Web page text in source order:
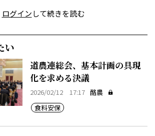
ログインして続きを読む
い
道農連総会、基本計画の具現
化を求める決議
2026/02/12 17:17 酪農
食料安保